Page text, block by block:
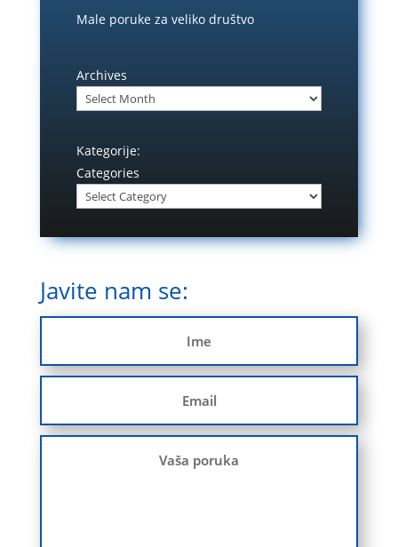
Male poruke za veliko društvo
Archives
Kategorije:
Categories
Javite nam se: